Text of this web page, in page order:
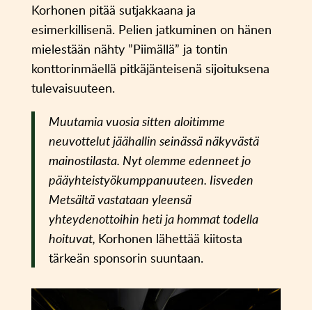
Korhonen pitää sutjakkaana ja
esimerkillisenä. Pelien jatkuminen on hänen
mielestään nähty ”Piimällä” ja tontin
konttorinmäellä pitkäjänteisenä sijoituksena
tulevaisuuteen.
Muutamia vuosia sitten aloitimme
neuvottelut jäähallin seinässä näkyvästä
mainostilasta. Nyt olemme edenneet jo
pääyhteistyökumppanuuteen. Iisveden
Metsältä vastataan yleensä
yhteydenottoihin heti ja hommat todella
hoituvat, Korhonen lähettää kiitosta
tärkeän sponsorin suuntaan.